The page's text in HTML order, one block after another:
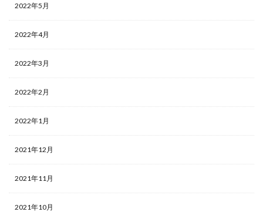
2022年5月
2022年4月
2022年3月
2022年2月
2022年1月
2021年12月
2021年11月
2021年10月